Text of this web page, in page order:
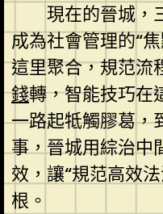
現在的晉城，
成為社會管理的“
這里聚合，規范流
錢轉，智能技巧在
一路起牴觸膠葛，
事，晉城用綜治中
效，讓“規范高效
根。